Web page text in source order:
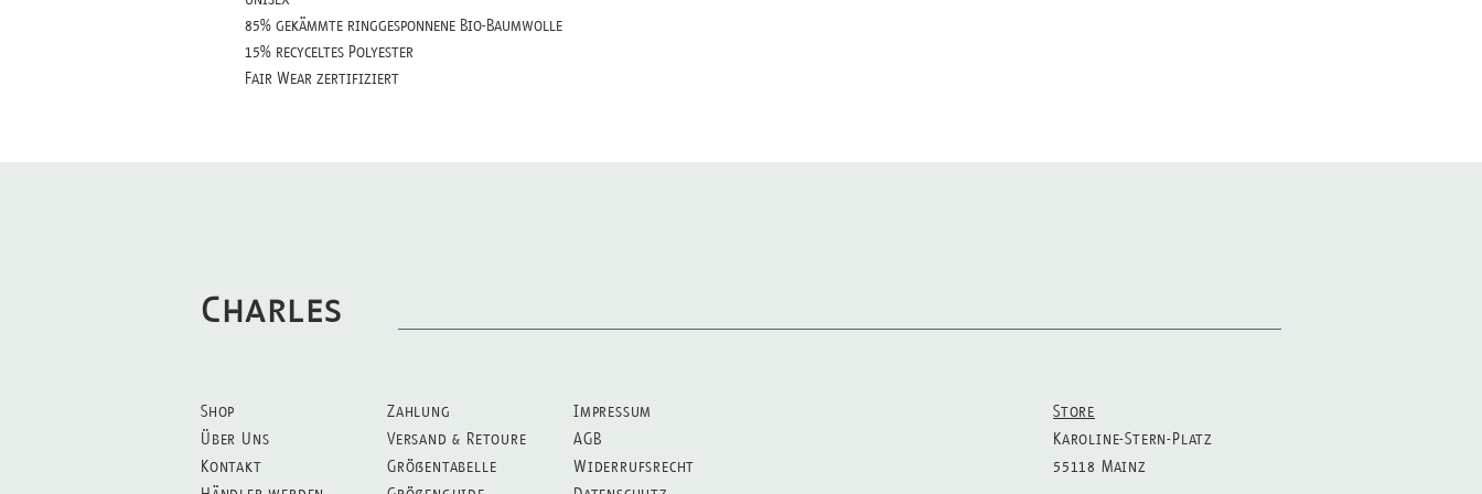
85% gekämmte ringgesponnene Bio-Baumwolle
15% recyceltes Polyester
Fair Wear zertifiziert
Charles
Shop
Über Uns
Kontakt
Zahlung
Versand & Retoure
Größentabelle
Impressum
AGB
Widerrufsrecht
Store
Karoline-Stern-Platz
55118 Mainz